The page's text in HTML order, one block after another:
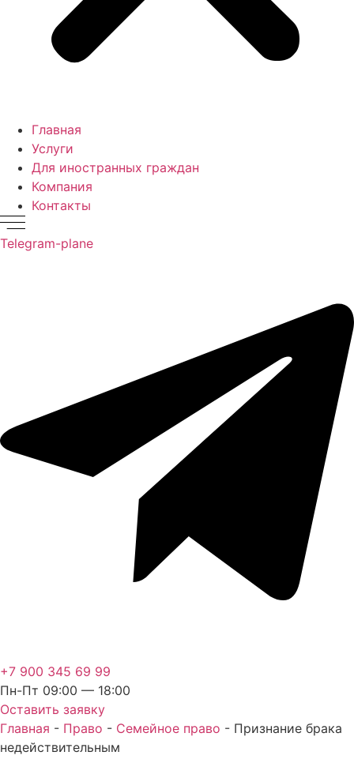
Главная
Услуги
Для иностранных граждан
Компания
Контакты
Telegram-plane
+7 900 345 69 99
Пн-Пт 09:00 — 18:00
Оставить заявку
Главная - Право - Семейное право - Признание брака
недействительным